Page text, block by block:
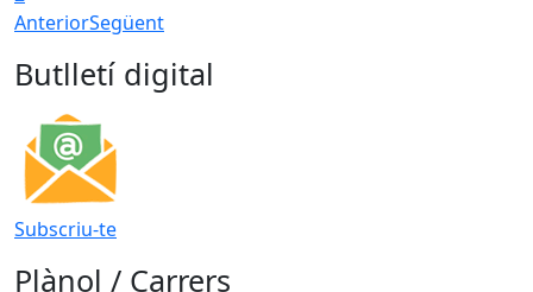
AnteriorSegüent
Butlletí digital
Subscriu-te
Plànol / Carrers